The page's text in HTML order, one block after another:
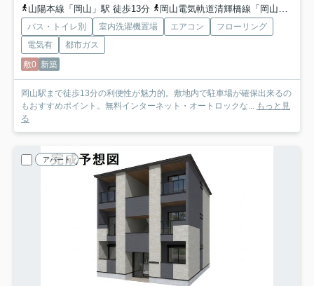
山陽本線「岡山」駅 徒歩13分
岡山電気軌道清輝橋線「岡山駅前」駅 徒歩15分
バス・トイレ別 室内洗濯機置場 エアコン
フローリング
電気有
都市ガス
敷0 新築
岡山駅まで徒歩13分の利便性が魅力的。敷地内で駐車場が確保出来るの
もおすすめポイント。無料インターネット・オートロックな... もっと見
る
アパート